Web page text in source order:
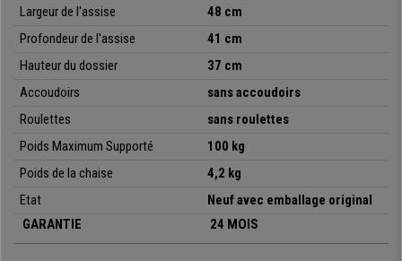
salles d’attente, les salles de réception, conférences ou évènements, etc.
puissiez choisir celle qui s’adapte le mieux à vos besoins ou à vos
envies.
• Modèle empilable
•Praticité à un prix imbattable
• Idéale pour salles de conférences
• Assise et dossier ergonomiques
• Très résistant: cadre en acier avec 4 pieds de couleur grise
• Ergonomique et très commode
Largeur de l'assise
48 cm
Profondeur de l'assise
41 cm
Hauteur du dossier
37 cm
Accoudoirs
sans accoudoirs
Roulettes
sans roulettes
Poids Maximum Supporté
100 kg
Poids de la chaise
4,2 kg
Etat
Neuf avec emballage original
GARANTIE
24 MOIS